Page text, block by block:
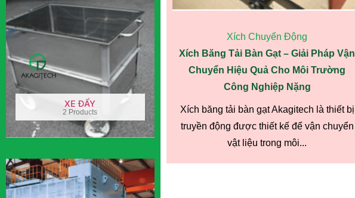
XE ĐẨY
2 Products
Xích Chuyển Động
Xích Băng Tải Bàn Gạt – Giải Pháp Vận
Chuyển Hiệu Quả Cho Môi Trường
Công Nghiệp Nặng
Xích băng tải bàn gạt Akagitech là thiết bị
truyền động được thiết kế để vận chuyển
vật liệu trong môi...